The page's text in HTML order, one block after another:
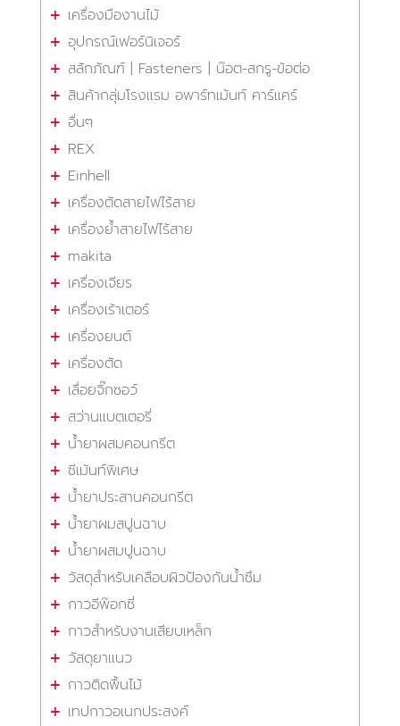
เครื่องมืองานไม้
อุปกรณ์เฟอร์นิเจอร์
สลักภัณฑ์ | Fasteners | น๊อต-สกรู-ข้อต่อ
สินค้ากลุ่มโรงแรม อพาร์ทเม้นท์ คาร์แคร์
อื่นๆ
REX
Einhell
เครื่องตัดสายไฟไร้สาย
เครื่องย้ำสายไฟไร้สาย
makita
เครื่องเจียร
เครื่องเร้าเตอร์
เครื่องยนต์
เครื่องตัด
เลื่อยจิ๊กซอว์
สว่านแบตเตอรี่
น้ำยาผสมคอนกรีต
ซีเม้นท์พิเศษ
น้ำยาประสานคอนกรีต
น้ำยาผมสปูนฉาบ
น้ำยาผสมปูนฉาบ
วัสดุสำหรับเคลือบผิวป้องกันน้ำซึม
กาวอีพ๊อกซี่
กาวสำหรับงานเสียบเหล็ก
วัสดุยาแนว
กาวติดพื้นไม้
เทปกาวอเนกประสงค์